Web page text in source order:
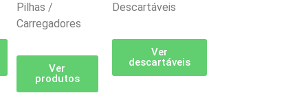
Pilhas /
Carregadores
Ver
produtos
Descartáveis
Ver
descartáveis